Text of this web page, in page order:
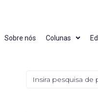
Sobre nós Colunas